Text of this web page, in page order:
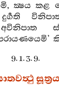
ක්‍ෂය කළ
අවිනිපාත
9. 1. 3. 9.
සූත්‍රය